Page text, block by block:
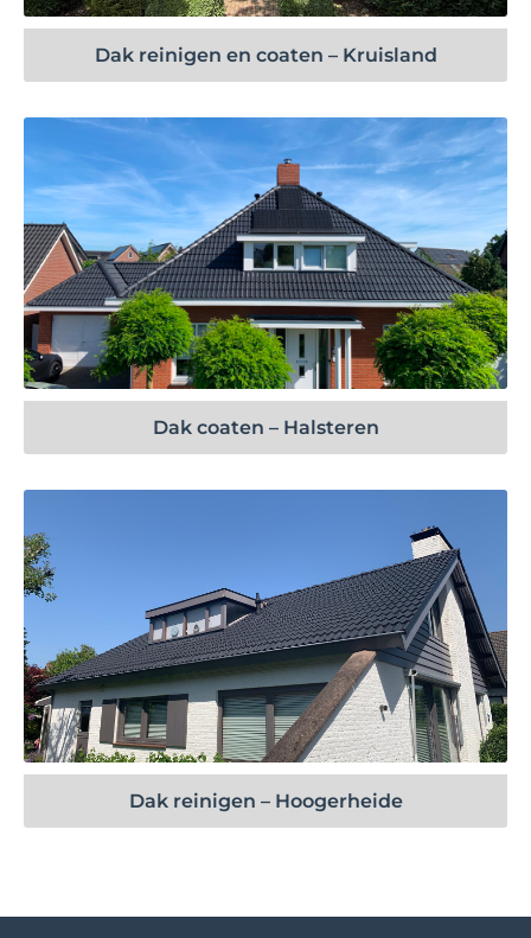
Dak reinigen en coaten – Kruisland
Bekijk project
Dak coaten – Halsteren
Bekijk project
Dak reinigen – Hoogerheide